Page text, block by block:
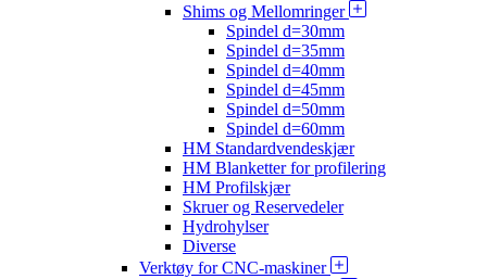
Shims og Mellomringer
Spindel d=30mm
Spindel d=35mm
Spindel d=40mm
Spindel d=45mm
Spindel d=50mm
Spindel d=60mm
HM Standardvendeskjær
HM Blanketter for profilering
HM Profilskjær
Skruer og Reservedeler
Hydrohylser
Diverse
Verktøy for CNC-maskiner